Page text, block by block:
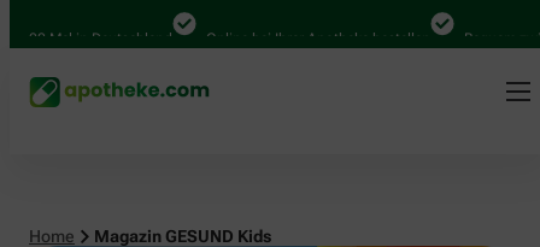
in Deutschland Online bei Ihrer Apotheke bestellen Bequem zwischen
Home Magazin GESUND Kids